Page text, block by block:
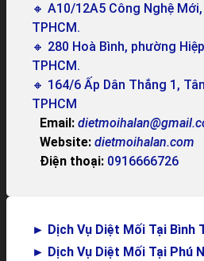
🔸 A10/12A5 Công Nghệ
TPHCM.
🔸 280 Hoà Bình, phường
TPHCM.
🔸 164/6 Ấp Dân Thắng 1,
TPHCM
Email:
Website: dietmoihalan.com
Điện thoại: 0916666726
► Dịch Vụ Diệt Mối Tại Bình
► Dịch Vụ Diệt Mối Tại Phú